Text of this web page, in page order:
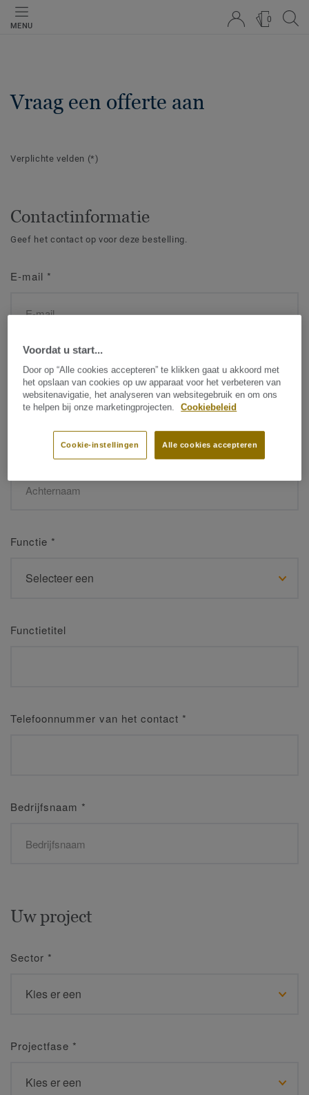
MENU
0
Vraag een offerte aan
Verplichte velden (*)
Contactinformatie
Geef het contact op voor deze bestelling.
E-mail *
Naam *
Functie *
Functietitel
Telefoonnummer van het contact *
Bedrijfsnaam *
Uw project
Sector *
Projectfase *
Voordat u start...
Door op “Alle cookies accepteren” te klikken gaat u akkoord met
het opslaan van cookies op uw apparaat voor het verbeteren van
websitenavigatie, het analyseren van websitegebruik en om ons
te helpen bij onze marketingprojecten.
Cookiebeleid
Alle cookies accepteren
Cookie-instellingen